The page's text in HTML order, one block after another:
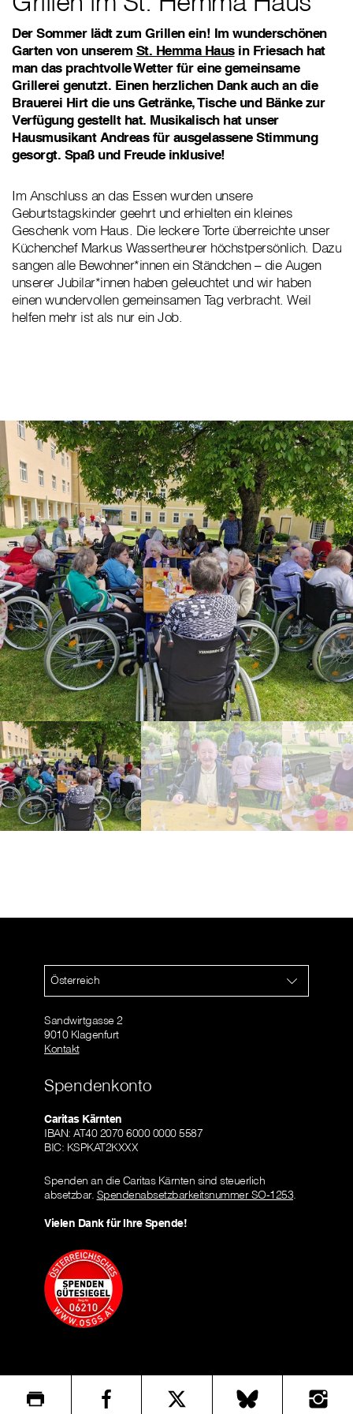
Der Sommer lädt zum Grillen ein! Im wunderschönen
Garten von unserem St. Hemma Hausin Friesach hat
man das prachtvolle Wetter für eine gemeinsame
Grillerei genutzt. Einen herzlichen Dank auch an die
Brauerei Hirt die uns Getränke, Tische und Bänke zur
Verfügung gestellt hat. Musikalisch hat unser
Hausmusikant Andreas für ausgelassene Stimmung
gesorgt. Spaß und Freude inklusive!
Im Anschluss an das Essen wurden unsere
Geburtstagskinder geehrt und erhielten ein kleines
Geschenk vom Haus. Die leckere Torte überreichte unser
Küchenchef Markus Wassertheurer höchstpersönlich. Dazu
sangen alle Bewohner*innen ein Ständchen – die Augen
unserer Jubilar*innen haben geleuchtet und wir haben
einen wundervollen gemeinsamen Tag verbracht. Weil
helfen mehr ist als nur ein Job.
Österreich
Sandwirtgasse 2
9010 Klagenfurt
Kontakt
Spendenkonto
Caritas Kärnten
IBAN: AT40 2070 6000 0000 5587
BIC: KSPKAT2KXXX
Spenden an die Caritas Kärnten sind steuerlich
absetzbar. Spendenabsetzbarkeitsnummer SO-1253.
Vielen Dank für Ihre Spende!